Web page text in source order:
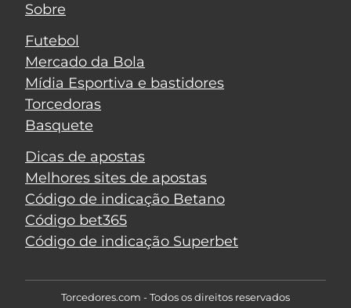
Sobre
Futebol
Mercado da Bola
Mídia Esportiva e bastidores
Torcedoras
Basquete
Dicas de apostas
Melhores sites de apostas
Código de indicação Betano
Código bet365
Código de indicação Superbet
Torcedores.com - Todos os direitos reservados